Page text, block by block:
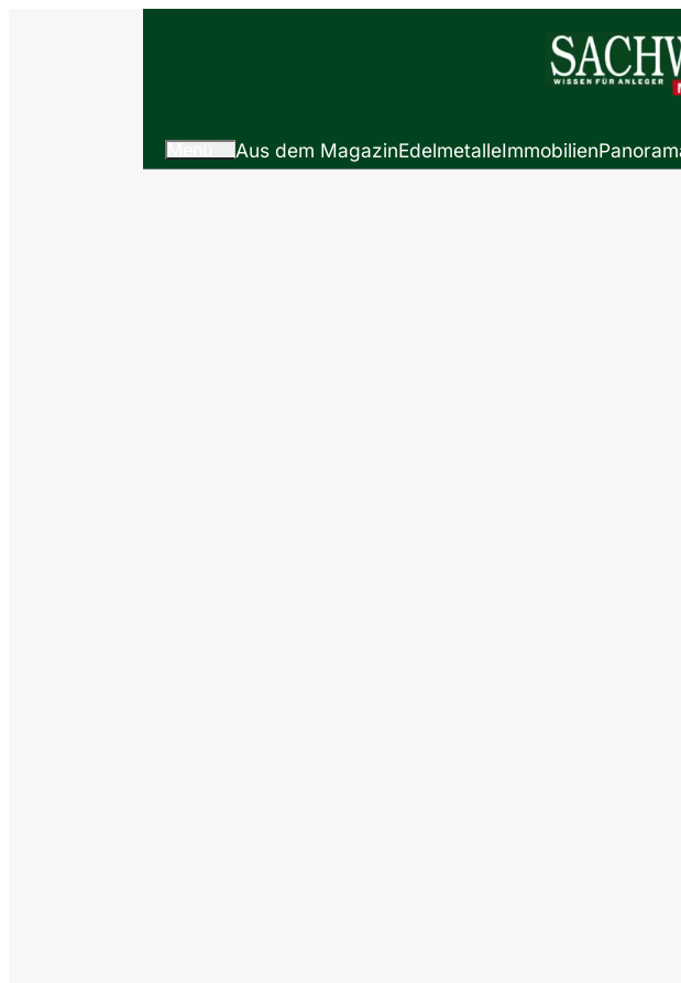
Aus dem MagazinEdelmetalleImmobilien